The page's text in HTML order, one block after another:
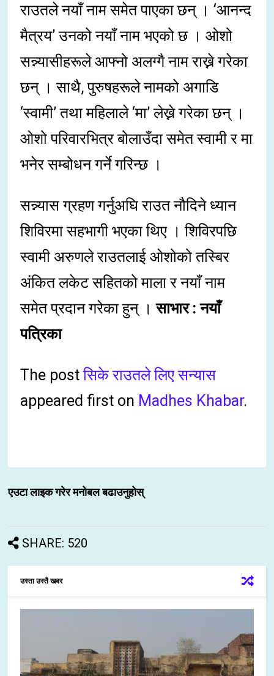
राउतले नयाँ नाम समेत पाएका छन् । ‘आनन्द
मैत्रय’ उनको नयाँ नाम भएको छ । ओशो
सन्न्यासीहरूले आफ्नो अलग्गै नाम राख्ने गरेका
छन् । साथै, पुरुषहरूले नामको अगाडि
‘स्वामी’ तथा महिलाले ‘मा’ लेख्ने गरेका छन् ।
ओशो परिवारभित्र बोलाउँदा समेत स्वामी र मा
भनेर सम्बोधन गर्ने गरिन्छ ।
सन्न्यास ग्रहण गर्नुअघि राउत नौदिने ध्यान
शिविरमा सहभागी भएका थिए । शिविरपछि
स्वामी अरुणले राउतलाई ओशोको तस्बिर
अंकित लकेट सहितको माला र नयाँ नाम
समेत प्रदान गरेका हुन् ।साभार : नयाँ
पत्रिका
The postसिके राउतले लिए सन्यास
appeared first on Madhes Khabar.
एउटा लाइक गरेर मनोबल बढाउनुहोस्
SHARE: 520
उस्ता उस्तै खबर